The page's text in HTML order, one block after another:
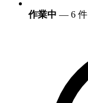
作業中 — 6 件